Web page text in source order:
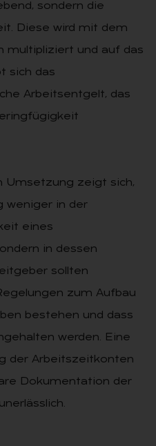
sondern die
Diese wird mit dem
multipliziert und auf das
sich das
Arbeitsentgelt, das
Umsetzung zeigt sich,
weniger in der
eines
in dessen
sollten
zum Aufbau
bestehen und dass
werden. Eine
der Arbeitszeitkonten
Dokumentation der